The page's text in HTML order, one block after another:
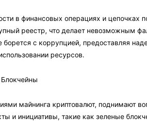
в финансовых операциях и цепочках
реестр, что делает невозможным
борется с коррупцией, предоставляя
ресурсов.
майнинга криптовалют, поднимают
и инициативы, такие как зеленые